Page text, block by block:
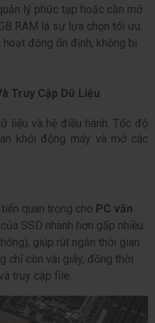
lý phức tạp hoặc cần mở
RAM là sự lựa chọn tối ưu.
động ổn định, không bị
Truy Cập Dữ Liệu
liệu và hệ điều hành. Tốc độ
khởi động máy và mở các
quan trọng cho PC văn
SSD nhanh hơn gấp nhiều
giúp rút ngắn thời gian
chỉ còn vài giây, đồng thời
truy cập file.